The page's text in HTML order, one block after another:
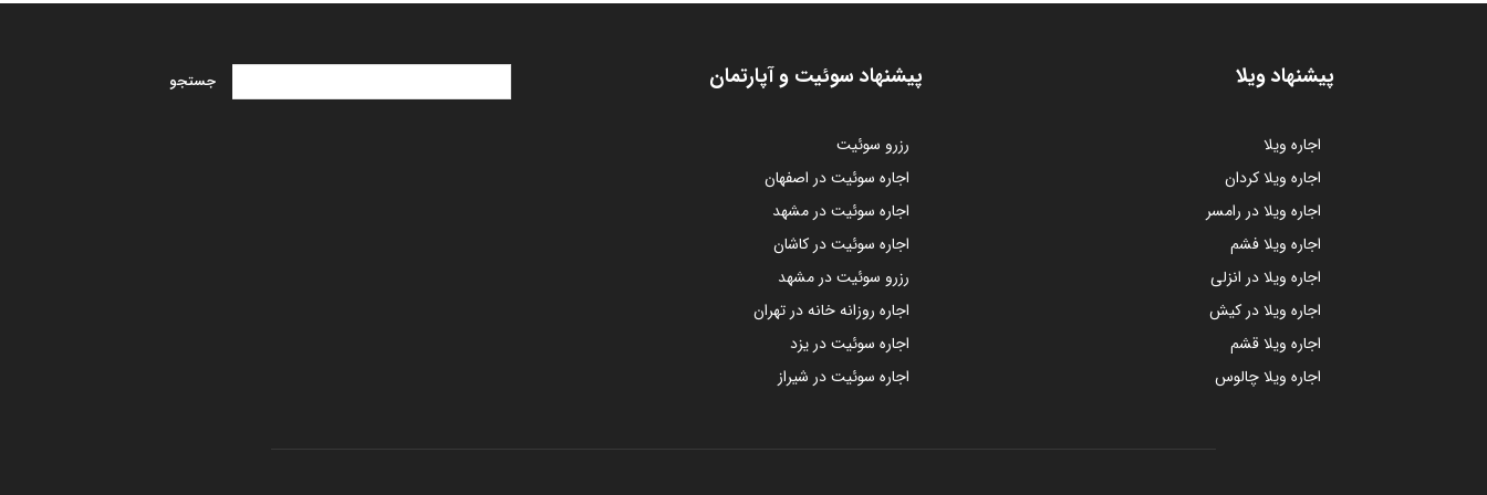
پیشنهاد ویلا
اجاره ویلا
اجاره ویلا کردان
اجاره ویلا در رامسر
اجاره ویلا فشم
اجاره ویلا در انزلی
اجاره ویلا در کیش
اجاره ویلا قشم
اجاره ویلا چالوس
پیشنهاد سوئیت و آپارتمان
رزرو سوئیت
اجاره سوئیت در اصفهان
اجاره سوئیت در مشهد
اجاره سوئیت در کاشان
رزرو سوئیت در مشهد
اجاره روزانه خانه در تهران
اجاره سوئیت در یزد
اجاره سوئیت در شیراز